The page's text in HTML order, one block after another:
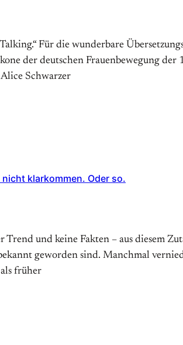
Für die wunderbare
der deutschen Frauen­bewegung
Schwarzer
klarkommen. Oder so.
und keine Fakten – aus diesem
geworden sind. Manchmal
früher